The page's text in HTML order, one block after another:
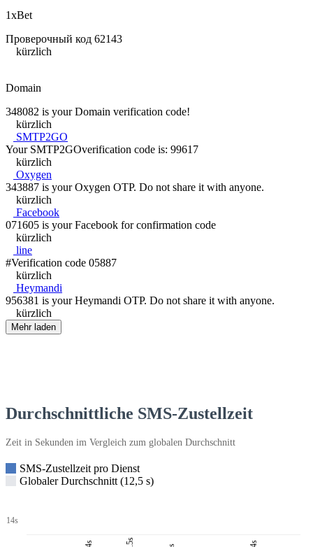
1xBet
Проверочный код 62143
kürzlich
Domain
348082 is your Domain verification code!
kürzlich
SMTP2GO
Your SMTP2GOverification code is: 99617
kürzlich
Oxygen
343887 is your Oxygen OTP. Do not share it with anyone.
kürzlich
Facebook
071605 is your Facebook for confirmation code
kürzlich
line
#Verification code 05887
kürzlich
Heymandi
956381 is your Heymandi OTP. Do not share it with anyone.
kürzlich
Mehr laden
Durchschnittliche SMS-Zustellzeit
Zeit in Sekunden im Vergleich zum globalen Durchschnitt
SMS-Zustellzeit pro Dienst
Globaler Durchschnitt (12,5 s)
14s